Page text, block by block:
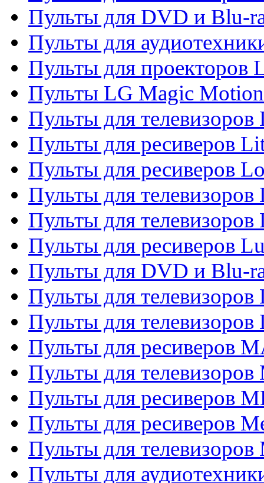
Пульты для DVD и Blu-
Пульты для
Пульты для проекторов
Пульты LG Magic Motion
Пульты для
Пульты для ресиверов
Пульты для ресиверов
Пульты для телевизоров
Пульты для
Пульты для ресиверов
Пульты для DVD и Blu-
Пульты для телевизоров
Пульты для телевизоров
Пульты для ресиверов
Пульты для телевизоров
Пульты для ресиверов
Пульты для ресиверов
Пульты для телевизоров
Пульты для